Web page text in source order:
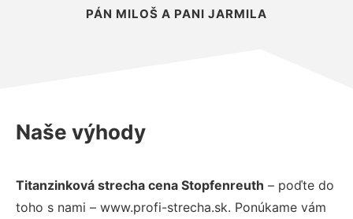
PÁN MILOŠ A PANI JARMILA
Naše výhody
Titanzinková strecha cena Stopfenreuth – poďte do
toho s nami – www.profi-strecha.sk. Ponúkame vám